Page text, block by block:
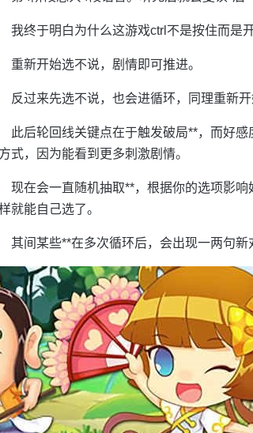
我终于明白为什么这游戏ctrl不是按住而是
重新开始选不说，剧情即可推进。
反过来先选不说，也会进循环，同理重新
此后轮回线关键点在于触发破局**，而好
式，因为能看到更多刺激剧情。
现在会一直随机抽取**，根据你的选项影
就能自己选了。
其间某些**在多次循环后，会出现一两句